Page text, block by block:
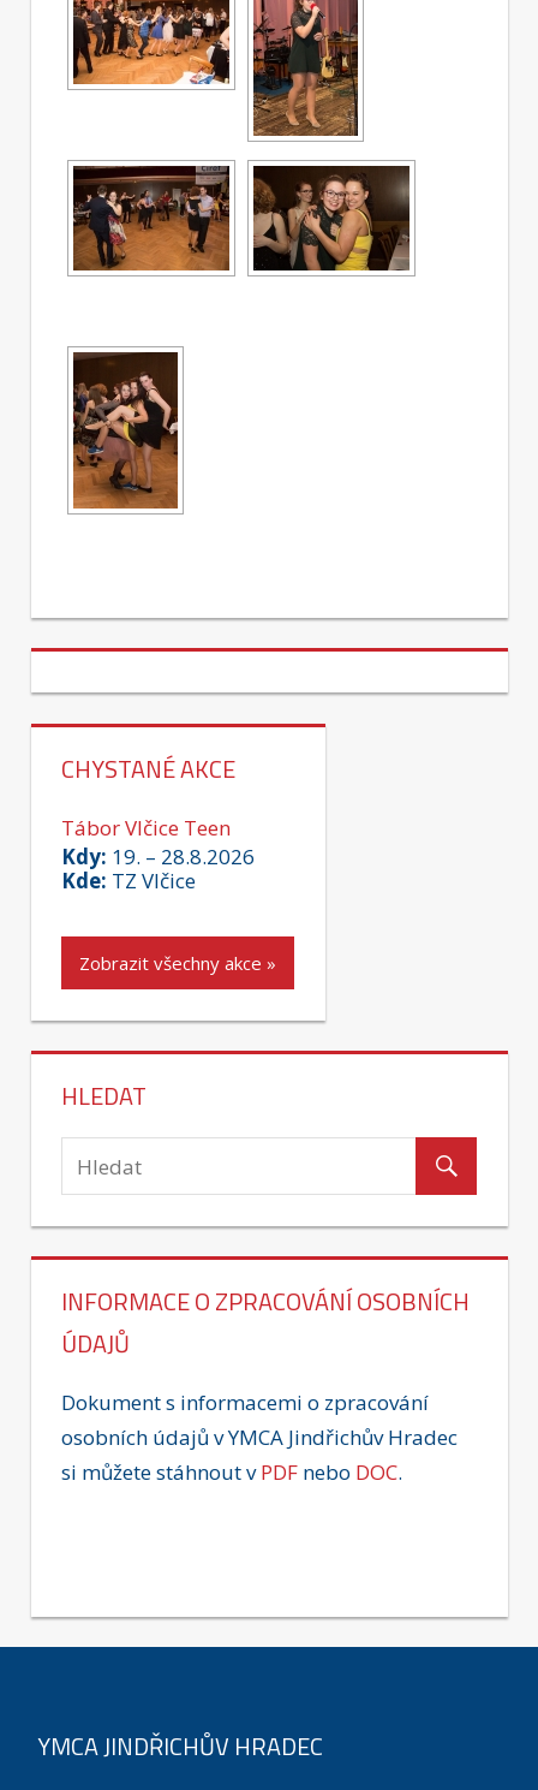
CHYSTANÉ AKCE
Tábor Vlčice Teen
Kdy: 19. – 28.8.2026
Kde: TZ Vlčice
Zobrazit všechny akce »
HLEDAT
INFORMACE O ZPRACOVÁNÍ OSOBNÍCH
ÚDAJŮ
Dokument s informacemi o zpracování
osobních údajů v YMCA Jindřichův Hradec
si můžete stáhnout vPDF nebo DOC.
YMCA JINDŘICHŮV HRADEC